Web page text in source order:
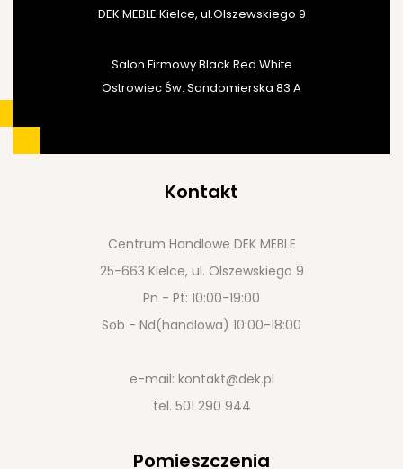
DEK MEBLE Kielce, ul.Olszewskiego 9
Salon Firmowy Black Red White
Ostrowiec Św. Sandomierska 83 A
Kontakt
Centrum Handlowe DEK MEBLE
25-663 Kielce, ul. Olszewskiego 9
Pn - Pt: 10:00-19:00
Sob - Nd(handlowa) 10:00-18:00
e-mail: kontakt@dek.pl
tel. 501 290 944
Pomieszczenia